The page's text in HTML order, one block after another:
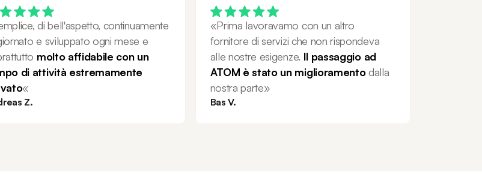
di bell'aspetto, continuamente
e sviluppato ogni mese e
molto affidabile con un
di attività estremamente
«
Z.
«Prima lavoravamo con un altro
fornitore di servizi che non rispondeva
alle nostre esigenze. Il passaggio ad
ATOM è stato un miglioramento dalla
nostra parte»
Bas V.